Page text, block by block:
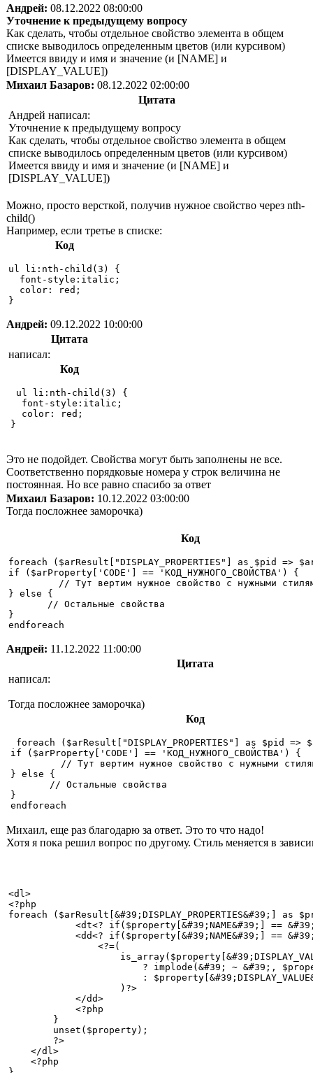
Андрей: 08.12.2022 08:00:00
Уточнение к предыдущему вопросу
Как сделать, чтобы отдельное свойство элемента в общем
списке выводилось определенным цветов (или курсивом)
Имеется ввиду и имя и значение (и [NAME] и
[DISPLAY_VALUE])
Михаил Базаров: 08.12.2022 02:00:00
Цитата
Андрей написал:
Уточнение к предыдущему вопросу
Как сделать, чтобы отдельное свойство элемента в общем
списке выводилось определенным цветов (или курсивом)
Имеется ввиду и имя и значение (и [NAME] и
[DISPLAY_VALUE])
Можно, просто версткой, получив нужное свойство через nth-
child()
Например, если третье в списке:
Код
ul li:nth-child(3) {
font-style:italic;
color: red;
Андрей: 09.12.2022 10:00:00
Цитата
написал:
Код
ul li:nth-child(3) {
font-style:italic;
color: red;
}
Это не подойдет. Свойства могут быть заполнены не все.
Соответственно порядковые номера у строк величина не
постоянная. Но все равно спасибо за ответ
Михаил Базаров: 10.12.2022 03:00:00
Тогда посложнее заморочка)
Код
foreach ($arResult["DISPLAY_PROPERTIES"] as $pid =>
if ($arProperty['CODE'] == 'КОД_НУЖНОГО_СВОЙСТВА') {
// Тут вертим нужное свойство с нужными
} else {
// Остальные свойства
}
Андрей: 11.12.2022 11:00:00
Цитата
написал:
Тогда посложнее заморочка)
Код
foreach ($arResult["DISPLAY_PROPERTIES"] as $pid =>
if ($arProperty['CODE'] == 'КОД_НУЖНОГО_СВОЙСТВА') {
// Тут вертим нужное свойство с нужными
} else {
// Остальные свойства
}
endforeach
Михаил, еще раз благодарю за ответ. Это то что надо!
Хотя я пока решил вопрос по другому. Стиль меняется в
<dl>
<?php
foreach ($arResult[&#39;DISPLAY_PROPERTIES&#39;] as
<dt<? if($property[&#39;NAME&#39;] ==
<dd<? if($property[&#39;NAME&#39;] ==
<?=(
? implode(&#39; ~ &#39;,
:
)?>
</dd>
<?php
}
unset($property);
?>
</dl>
<?php